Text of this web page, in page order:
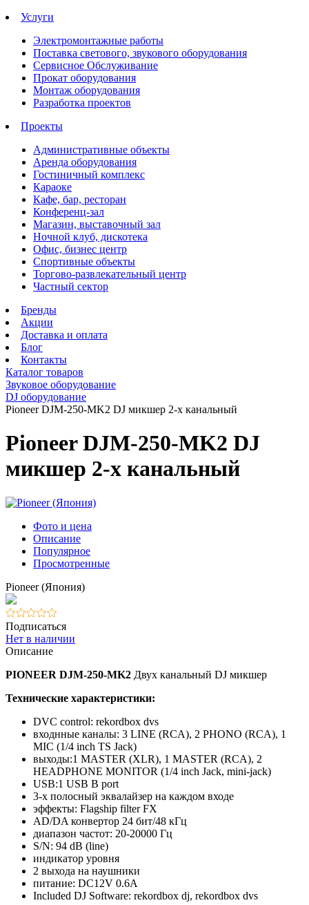
Услуги
Электромонтажные работы
Поставка светового, звукового оборудования
Сервисное Обслуживание
Прокат оборудования
Монтаж оборудования
Разработка проектов
Проекты
Административные объекты
Аренда оборудования
Гостиничный комплекс
Караоке
Кафе, бар, ресторан
Конференц-зал
Магазин, выставочный зал
Ночной клуб, дискотека
Офис, бизнес центр
Спортивные объекты
Торгово-развлекательный центр
Частный сектор
Бренды
Акции
Доставка и оплата
Блог
Контакты
Каталог товаров
Звуковое оборудование
DJ оборудование
Pioneer DJM-250-MK2 DJ микшер 2-х канальный
Pioneer DJM-250-MK2 DJ
микшер 2-х канальный
Фото и цена
Описание
Популярное
Просмотренные
Pioneer (Япония)
Подписаться
Нет в наличии
Описание
PIONEER DJM-250-MK2 Двух канальный DJ микшер
Технические характеристики:
DVC control: rekordbox dvs
входнные каналы: 3 LINE (RCA), 2 PHONO (RCA), 1
MIC (1/4 inch TS Jack)
выходы:1 MASTER (XLR), 1 MASTER (RCA), 2
HEADPHONE MONITOR (1/4 inch Jack, mini-jack)
USB:1 USB B port
3-х полосный эквалайзер на каждом входе
эффекты: Flagship filter FX
AD/DA конвертор 24 бит/48 кГц
диапазон частот: 20-20000 Гц
S/N: 94 dB (line)
индикатор уровня
2 выхода на наушники
питание: DC12V 0.6A
Included DJ Software: rekordbox dj, rekordbox dvs